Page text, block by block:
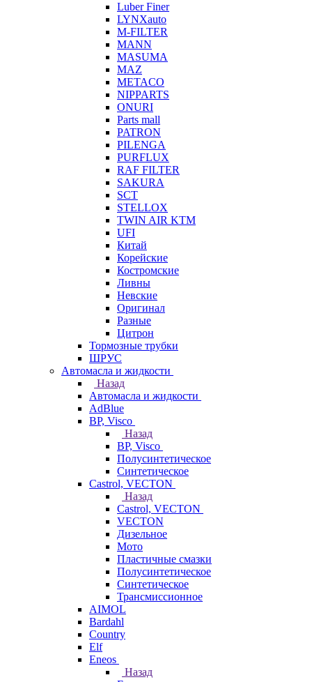
Luber Finer
LYNXauto
M-FILTER
MANN
MASUMA
MAZ
METACO
NIPPARTS
ONURI
Parts mall
PATRON
PILENGA
PURFLUX
RAF FILTER
SAKURA
SCT
STELLOX
TWIN AIR KTM
UFI
Китай
Корейские
Костромские
Ливны
Невские
Оригинал
Разные
Цитрон
Тормозные трубки
ШРУС
Автомасла и жидкости
Назад
Автомасла и жидкости
AdBlue
BP, Visco
Назад
BP, Visco
Полусинтетическое
Синтетическое
Castrol, VECTON
Назад
Castrol, VECTON
VECTON
Дизельное
Мото
Пластичные смазки
Полусинтетическое
Синтетическое
Трансмиссионное
AIMOL
Bardahl
Country
Elf
Eneos
Назад